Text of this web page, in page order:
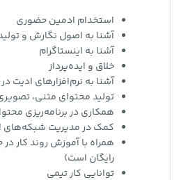
استخدام ادمین حضوری
آشنا به اصول نگارش و
آشنا به اینستاگرام
خلاق و ایده‌پرداز
آشنا به نرم‌افزارهای ادیت
تولید محتوای متنی،
همکاری در برنامه‌ریزی
کمک در مدیریت شبکه‌های
همراه با آموزش روند کار
رایگان است)
توانایی کار تیمی